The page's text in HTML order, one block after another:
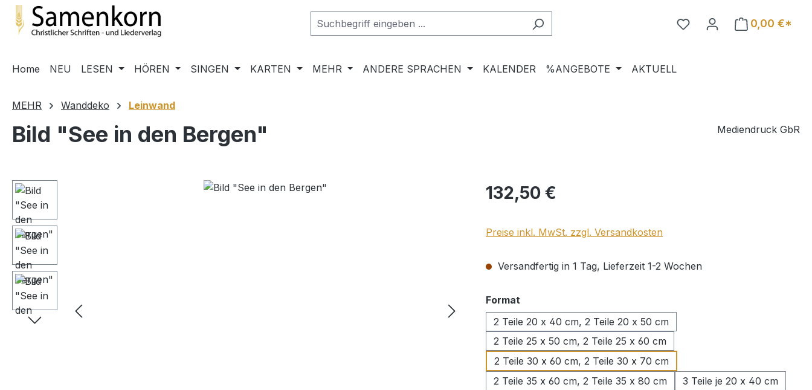
Hauptinhalt springen
Zur Suche springen
Zur Hauptnavigation springen
0,00 €*
Home NEU LESEN HÖREN SINGEN KARTEN MEHR ANDERE SPRACHEN KALENDER %ANGEBOTE AKTUELL
MEHR Wanddeko Leinwand
Bild "See in den Bergen" Mediendruck GbR
Bildergalerie überspringen Regulärer Preis:
132,50 €
Preise inkl. MwSt. zzgl. Versandkosten
Versandfertig in 1 Tag, Lieferzeit 1-2 Wochen
Format
2 Teile 20 x 40 cm, 2 Teile 20 x 50 cm
2 Teile 25 x 50 cm, 2 Teile 25 x 60 cm
2 Teile 30 x 60 cm, 2 Teile 30 x 70 cm
2 Teile 35 x 60 cm, 2 Teile 35 x 80 cm
3 Teile je 20 x 40 cm